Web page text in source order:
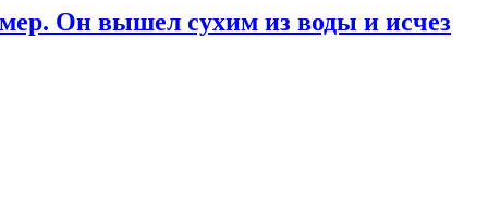
Он вышел сухим из воды и исчез